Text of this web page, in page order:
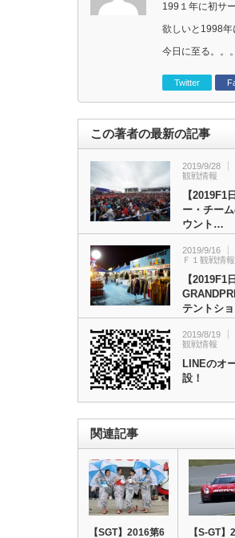
199１年に初サ
欲しいと1998年
今日に至る。。。
Twitter
この著者の最新の記事
2019/9/28
観戦情報
【2019F1
ー・チー
ウント…
2019/9/16
Ｆ１観戦情報
【2019F1
テントシ
2019/8/19
観戦情報
LINEのオ
設！
関連記事
【SGT】2016第6
【S-GT